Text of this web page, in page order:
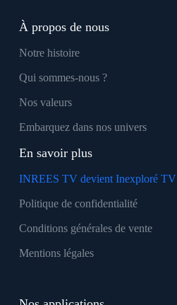
À propos de nous
Notre histoire
Qui sommes-nous ?
Nos valeurs
Embarquez dans nos univers
En savoir plus
INREES TV devient Inexploré TV
Politique de confidentialité
Conditions générales de vente
Mentions légales